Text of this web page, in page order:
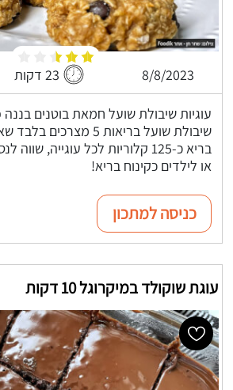
8/8/2023 23 דקות
עוגיות שיבולת שועל חמאת בוטנים בננה
שיבולת שועל בריאות 5
בריא כ-125 קלוריות לכל עוגייה,
או לילדים כקינוח בריא!
כניסה למתכון
עוגת שוקולד במיקרוגל 10 דקות